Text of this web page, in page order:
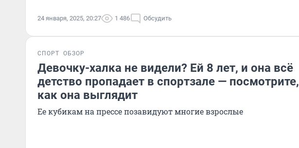
24 января, 2025, 20:27 1 486 Обсудить
СПОРТ ОБЗОР
Девочку-халка не видели? Ей 8 лет, и она всё
детство пропадает в спортзале — посмотрите,
как она выглядит
Ее кубикам на прессе позавидуют многие взрослые